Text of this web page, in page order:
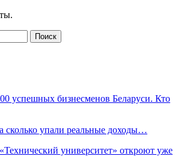
успешных бизнесменов Беларуси. Кто
сколько упали реальные доходы…
университет» откроют уже